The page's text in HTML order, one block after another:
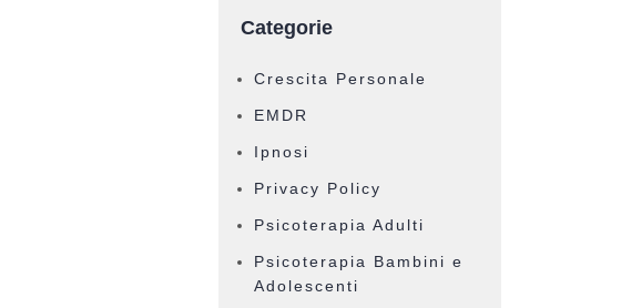
Categorie
Crescita Personale
EMDR
Ipnosi
Privacy Policy
Psicoterapia Adulti
Psicoterapia Bambini e
Adolescenti